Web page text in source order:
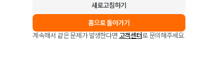
새로고침하기
홈으로 돌아가기
계속해서 같은 문제가 발생한다면 고객센터로 문의해주세요.